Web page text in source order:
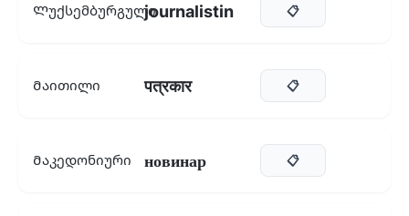
Ლუქსემბურგულიjournalistin 📋
Მაითილი पत्रकार 📋
Მაკედონიური новинар 📋